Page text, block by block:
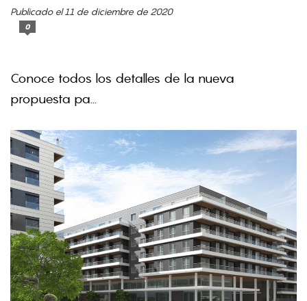
Publicado el 11 de diciembre de 2020
0
Conoce todos los detalles de la nueva
propuesta pa...